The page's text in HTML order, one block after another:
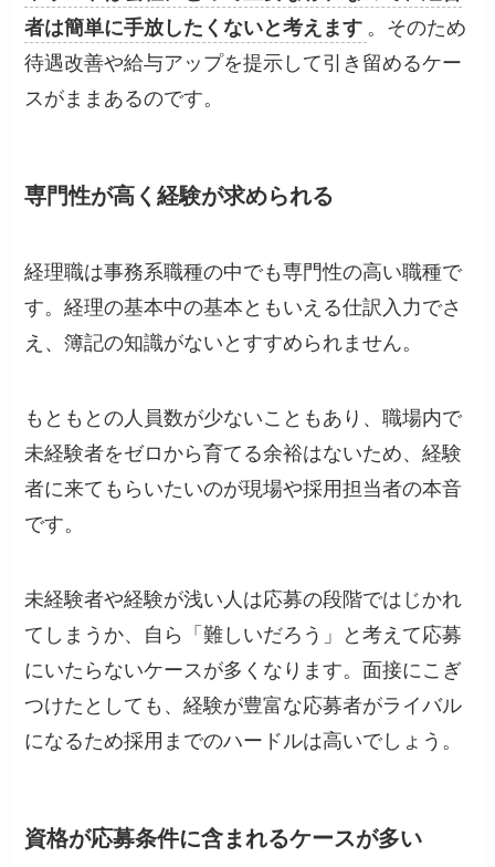
者は簡単に手放したくないと考えます 。そのため
待遇改善や給与アップを提示して引き留めるケー
スがままあるのです。
専門性が高く経験が求められる
経理職は事務系職種の中でも専門性の高い職種で
す。経理の基本中の基本ともいえる仕訳入力でさ
え、簿記の知識がないとすすめられません。
もともとの人員数が少ないこともあり、職場内で
未経験者をゼロから育てる余裕はないため、経験
者に来てもらいたいのが現場や採用担当者の本音
です。
未経験者や経験が浅い人は応募の段階ではじかれ
てしまうか、自ら「難しいだろう」と考えて応募
にいたらないケースが多くなります。面接にこぎ
つけたとしても、経験が豊富な応募者がライバル
になるため採用までのハードルは高いでしょう。
資格が応募条件に含まれるケースが多い